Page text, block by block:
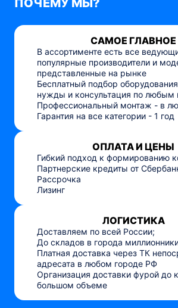
ПОЧЕМУ МЫ?
САМОЕ ГЛАВНОЕ
В ассортименте есть все
популярные производители и
представленные на рынке
Бесплатный подбор
нужды и консультация по любым
Профессиональный монтаж - в
Гарантия на все категории - 1 год
ОПЛАТА И ЦЕНЫ
Гибкий подход к формированию
Партнерские кредиты от
Рассрочка
Лизинг
ЛОГИСТИКА
Доставляем по всей России;
До складов в города
Платная доставка через ТК
адресата в любом городе РФ
Организация доставки фурой до
большом объеме